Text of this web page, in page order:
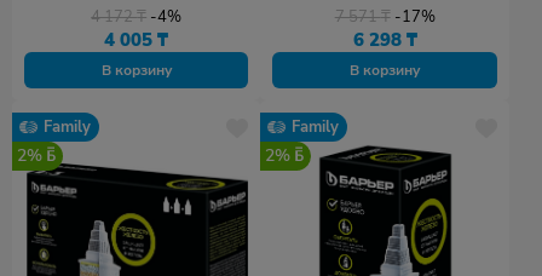
4 172₸ -4%
4 005₸
В корзину
7 571₸ -17%
6 298 ₸
В корзину
Family
2%
Family
2%